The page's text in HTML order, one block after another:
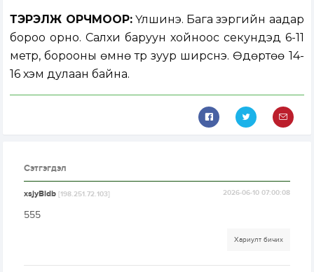
ТЭРЭЛЖ ОРЧМООР:Үүлшинэ. Бага зэргийн аадар
бороо орно. Салхи баруун хойноос секундэд 6-11
метр, борооны өмнө түр зуур ширүүснэ. Өдөртөө 14-
16 хэм дулаан байна.
Сэтгэгдэл
xsjyBldb[198.251.72.103] 2026-06-10 07:00:08
555
Хариулт бичих